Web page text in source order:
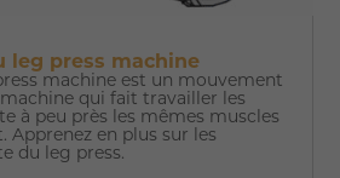
leg press machine
machine est un mouvement
qui fait travailler les
à peu près les mêmes muscles
Apprenez en plus sur les
du leg press.